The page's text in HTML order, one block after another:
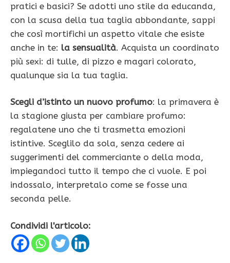
pratici e basici? Se adotti uno stile da educanda,
con la scusa della tua taglia abbondante, sappi
che così mortifichi un aspetto vitale che esiste
anche in te: la sensualità. Acquista un coordinato
più sexi: di tulle, di pizzo e magari colorato,
qualunque sia la tua taglia.
Scegli d’istinto un nuovo profumo: la primavera è
la stagione giusta per cambiare profumo:
regalatene uno che ti trasmetta emozioni
istintive. Sceglilo da sola, senza cedere ai
suggerimenti del commerciante o della moda,
impiegandoci tutto il tempo che ci vuole. E poi
indossalo, interpretalo come se fosse una
seconda pelle.
Condividi l'articolo: